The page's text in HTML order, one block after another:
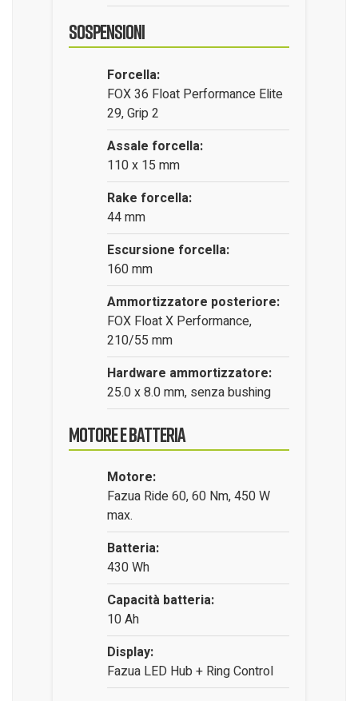
Sospensioni
Forcella:
FOX 36 Float Performance Elite
29, Grip 2
Assale forcella:
110 x 15 mm
Rake forcella:
44 mm
Escursione forcella:
160 mm
Ammortizzatore posteriore:
FOX Float X Performance,
210/55 mm
Hardware ammortizzatore:
25.0 x 8.0 mm, senza bushing
Motore e Batteria
Motore:
Fazua Ride 60, 60 Nm, 450 W
max.
Batteria:
430 Wh
Capacità batteria:
10 Ah
Display:
Fazua LED Hub + Ring Control